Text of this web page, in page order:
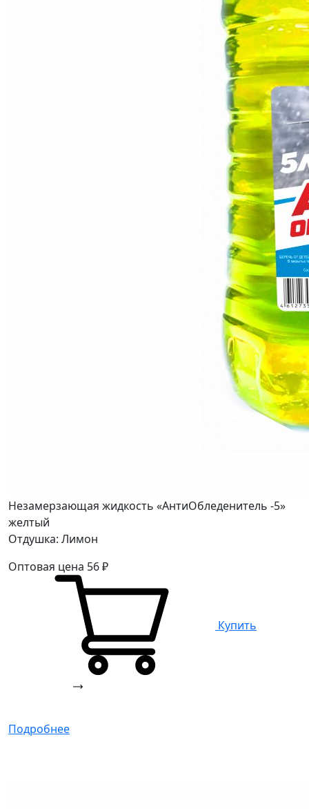
Незамерзающая жидкость «АнтиОбледенитель -5»
желтый
Отдушка: Лимон
Оптовая цена 56₽
Купить
Подробнее